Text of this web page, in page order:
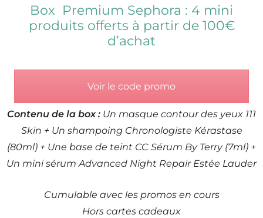
Box Premium Sephora : 4 mini
produits offerts à partir de 100€
d’achat
Voir le code promo
Contenu de la box : Un masque contour des yeux 111
Skin + Un shampoing Chronologiste Kérastase
(80ml) + Une base de teint CC Sérum By Terry (7ml) +
Un mini sérum Advanced Night Repair Estée Lauder
Cumulable avec les promos en cours
Hors cartes cadeaux